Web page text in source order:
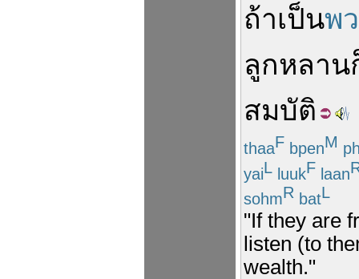
ถ้าเป็นพ
ลูกหลาน
สมบัติ
thaaF bpenM
yaiL luukF laan
sohmR batL
"If they are
listen (to
wealth."